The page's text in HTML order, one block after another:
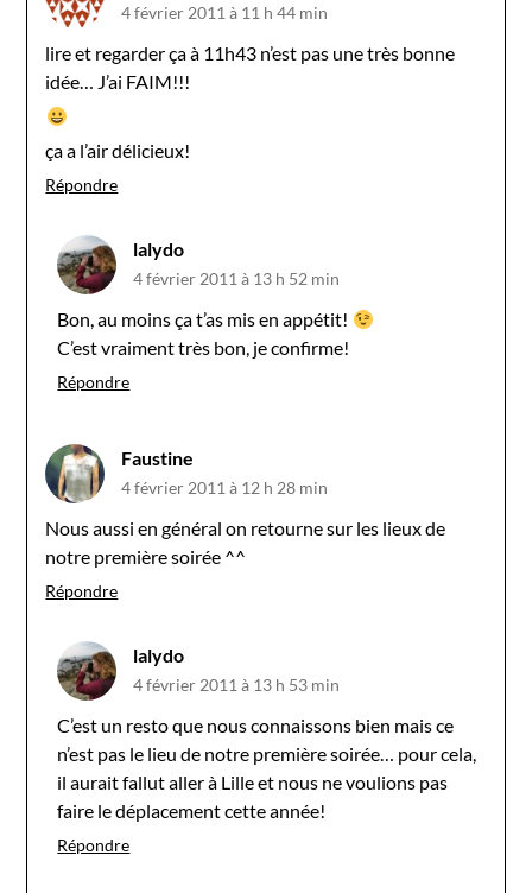
4 février 2011 à 11 h 44 min
lire et regarder ça à 11h43 n’est pas une très bonne
idée… J’ai FAIM!!!
ça a l’air délicieux!
Répondre
lalydo
4 février 2011 à 13 h 52 min
Bon, au moins ça t’as mis en appétit!
C’est vraiment très bon, je confirme!
Répondre
Faustine
4 février 2011 à 12 h 28 min
Nous aussi en général on retourne sur les lieux de
notre première soirée ^^
Répondre
lalydo
4 février 2011 à 13 h 53 min
C’est un resto que nous connaissons bien mais ce
n’est pas le lieu de notre première soirée… pour cela,
il aurait fallut aller à Lille et nous ne voulions pas
faire le déplacement cette année!
Répondre